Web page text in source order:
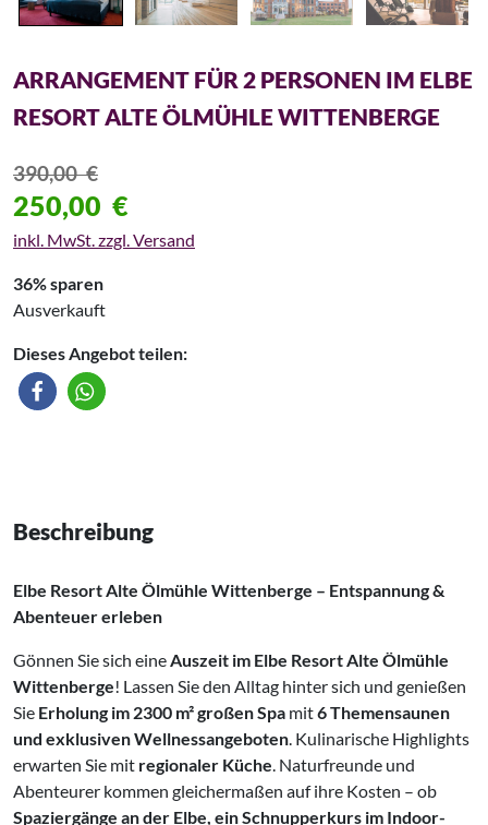
ARRANGEMENT FÜR 2 PERSONEN IM ELBE
RESORT ALTE ÖLMÜHLE WITTENBERGE
390,00€
250,00 €
inkl. MwSt. zzgl. Versand
36% sparen
Ausverkauft
Dieses Angebot teilen:
Beschreibung
Elbe Resort Alte Ölmühle Wittenberge – Entspannung &
Abenteuer erleben
Gönnen Sie sich eine Auszeit im Elbe Resort Alte Ölmühle
Wittenberge! Lassen Sie den Alltag hinter sich und genießen
Sie Erholung im 2300 m² großen Spa mit6 Themensaunen
und exklusiven Wellnessangeboten . Kulinarische Highlights
erwarten Sie mit regionaler Küche . Naturfreunde und
Abenteurer kommen gleichermaßen auf ihre Kosten – ob
Spaziergänge an der Elbe, ein Schnupperkurs im Indoor-